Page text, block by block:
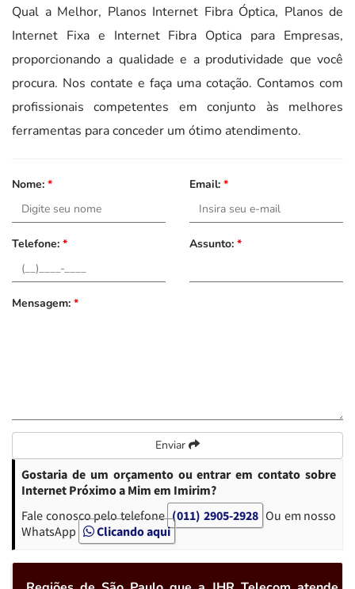
Qual a Melhor, Planos Internet Fibra Óptica, Planos de
Internet Fixa e Internet Fibra Optica para Empresas,
proporcionando a qualidade e a produtividade que você
procura. Nos contate e faça uma cotação. Contamos com
profissionais competentes em conjunto às melhores
ferramentas para conceder um ótimo atendimento.
Nome: * Email: *
Telefone: * Assunto: *
Mensagem: *
Enviar
Gostaria de um orçamento ou entrar em contato sobre
Internet Próximo a Mim em Imirim?
Fale conosco pelo telefone (011) 2905-2928 Ou em nosso
WhatsApp
Clicando aqui